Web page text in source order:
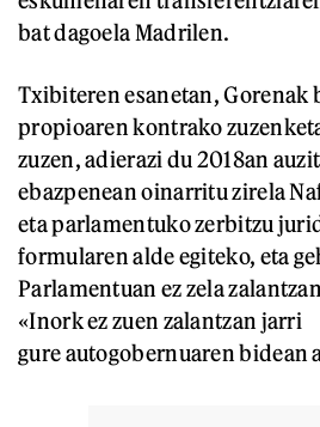
bat dagoela Madrilen.
Txibiteren esanetan, Gorenak
propioaren kontrako
zuzen, adierazi du 2018an
ebazpenean oinarritu zirela
eta parlamentuko zerbitzu
formularen alde egiteko, eta
Parlamentuan ez zela
«Inork ez zuen zalantzan jarri
gure autogobernuaren bidean